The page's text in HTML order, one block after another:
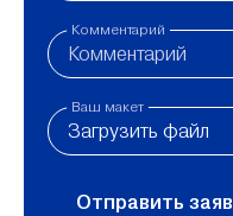
Комментарий
Ваш макет
Загрузить файл
Отправить